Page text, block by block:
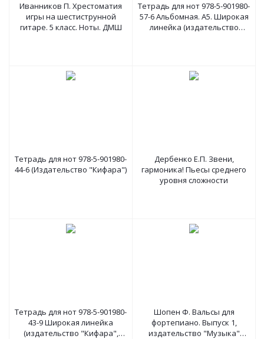
Иванников П. Хрестоматия
игры на шестиструнной
гитаре. 5 класс. Ноты. ДМШ
Тетрадь для нот 978-5-901980-
57-6 Альбомная. А5. Широкая
линейка (издательство
Тетрадь для нот 978-5-901980-
44-6 (Издательство "Кифара")
Дербенко Е.П. Звени,
гармоника! Пьесы среднего
уровня сложности
Тетрадь для нот 978-5-901980-
43-9 Широкая линейка
(издательство "Кифара",
Шопен Ф. Вальсы для
фортепиано. Выпуск 1,
издательство "Музыка"